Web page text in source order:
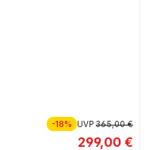
-18% UVP 365,00 €
299,00 €